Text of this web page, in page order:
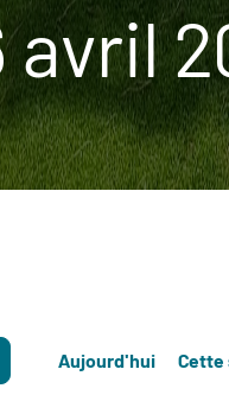
avril
Aujourd'hui Cette